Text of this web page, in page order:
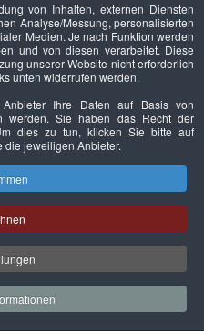
Nachhaltigkeit
Deutscher
e.V..
von Inhalten, externen Diensten
Analyse/Messung, personalisierten
Medien. Je nach Funktion werden
und von diesen verarbeitet. Diese
unserer Website nicht erforderlich
unten widerrufen werden.
Ihre Daten auf Basis von
werden. Sie haben das Recht der
dies zu tun, klicken Sie bitte auf
die jeweiligen Anbieter.